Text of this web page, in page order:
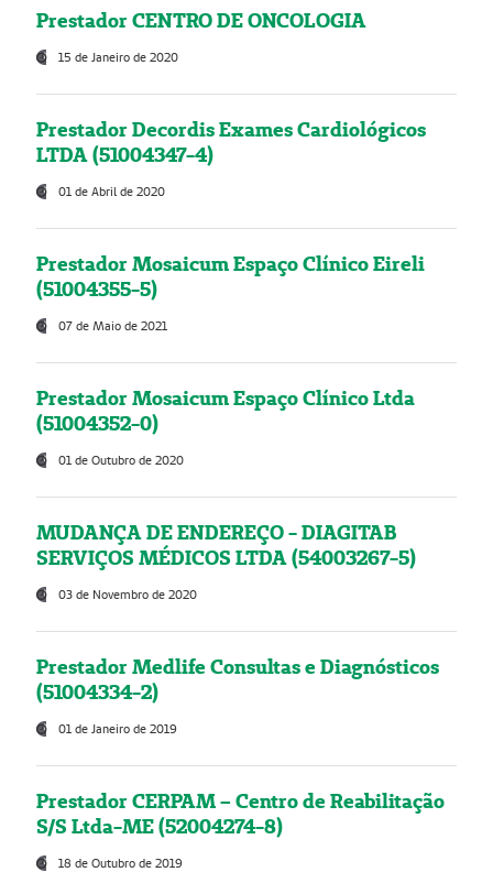
Prestador CENTRO DE ONCOLOGIA
15 de Janeiro de 2020
Prestador Decordis Exames Cardiológicos
LTDA (51004347-4)
01 de Abril de 2020
Prestador Mosaicum Espaço Clínico Eireli
(51004355-5)
07 de Maio de 2021
Prestador Mosaicum Espaço Clínico Ltda
(51004352-0)
01 de Outubro de 2020
MUDANÇA DE ENDEREÇO - DIAGITAB
SERVIÇOS MÉDICOS LTDA (54003267-5)
03 de Novembro de 2020
Prestador Medlife Consultas e Diagnósticos
(51004334-2)
01 de Janeiro de 2019
Prestador CERPAM – Centro de Reabilitação
S/S Ltda-ME (52004274-8)
18 de Outubro de 2019